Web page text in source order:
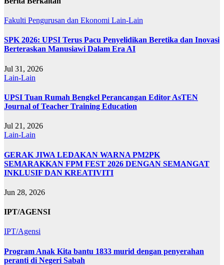
Fakulti Pengurusan dan Ekonomi Lain-Lain
SPK 2026: UPSI Terus Pacu Penyelidikan Beretika dan Inovasi
Berteraskan Manusiawi Dalam Era AI
Jul 31, 2026
Lain-Lain
UPSI Tuan Rumah Bengkel Perancangan Editor AsTEN
Journal of Teacher Training Education
Jul 21, 2026
Lain-Lain
GERAK JIWA LEDAKAN WARNA PM2PK
SEMARAKKAN FPM FEST 2026 DENGAN SEMANGAT
INKLUSIF DAN KREATIVITI
Jun 28, 2026
IPT/AGENSI
IPT/Agensi
Program Anak Kita bantu 1833 murid dengan penyerahan
peranti di Negeri Sabah